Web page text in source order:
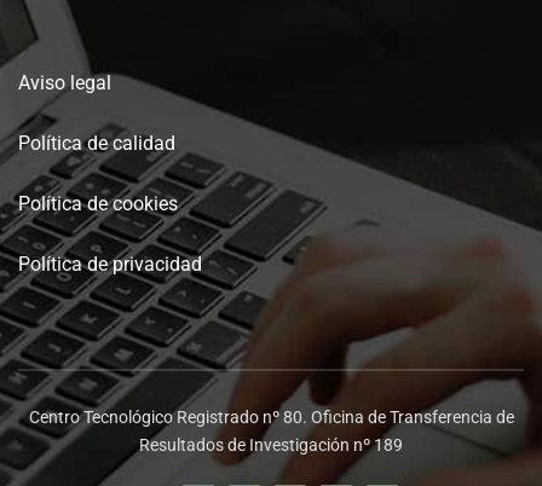
Aviso legal
Política de calidad
Política de cookies
Política de privacidad
Centro Tecnológico Registrado nº 80. Oficina de Transferencia de
Resultados de Investigación nº 189